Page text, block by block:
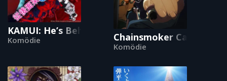
KAMUI: He’s Behind You
Komödie Chainsmoker Cat
Komödie